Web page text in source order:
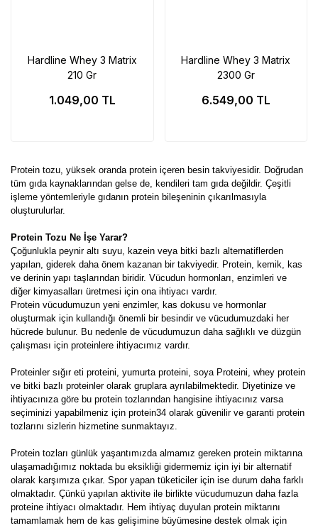
Hardline Whey 3 Matrix
210 Gr
1.049,00 TL
Hardline Whey 3 Matrix
2300 Gr
6.549,00 TL
Protein tozu, yüksek oranda protein içeren besin takviyesidir. Doğrudan
tüm gıda kaynaklarından gelse de, kendileri tam gıda değildir. Çeşitli
işleme yöntemleriyle gıdanın protein bileşeninin çıkarılmasıyla
oluşturulurlar.
Protein Tozu Ne İşe Yarar?
Çoğunlukla peynir altı suyu, kazein veya bitki bazlı alternatiflerden
yapılan, giderek daha önem kazanan bir takviyedir. Protein, kemik, kas
ve derinin yapı taşlarından biridir. Vücudun hormonları, enzimleri ve
diğer kimyasalları üretmesi için ona ihtiyacı vardır.
Protein vücudumuzun yeni enzimler, kas dokusu ve hormonlar
oluşturmak için kullandığı önemli bir besindir ve vücudumuzdaki her
hücrede bulunur. Bu nedenle de vücudumuzun daha sağlıklı ve düzgün
çalışması için proteinlere ihtiyacımız vardır.
Proteinler sığır eti proteini, yumurta proteini, soya Proteini, whey protein
ve bitki bazlı proteinler olarak gruplara ayrılabilmektedir. Diyetinize ve
ihtiyacınıza göre bu protein tozlarından hangisine ihtiyacınız varsa
seçiminizi yapabilmeniz için protein34 olarak güvenilir ve garanti protein
tozlarını sizlerin hizmetine sunmaktayız.
Protein tozları günlük yaşantımızda almamız gereken protein miktarına
ulaşamadığımız noktada bu eksikliği gidermemiz için iyi bir alternatif
olarak karşımıza çıkar. Spor yapan tüketiciler için ise durum daha farklı
olmaktadır. Çünkü yapılan aktivite ile birlikte vücudumuzun daha fazla
proteine ihtiyacı olmaktadır. Hem ihtiyaç duyulan protein miktarını
tamamlamak hem de kas gelişimine büyümesine destek olmak için